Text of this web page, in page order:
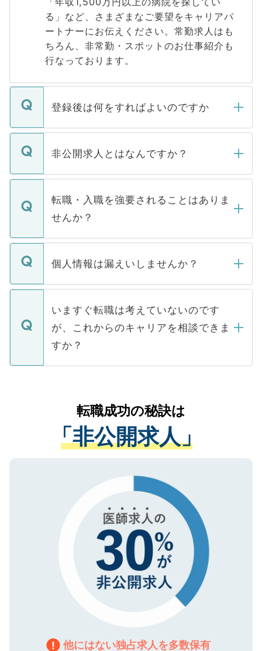
る」など、さまざまなご要望をキャリアパ
ートナーにお伝えください。常勤求人はも
ちろん、非常勤・スポットのお仕事紹介も
行なっております。
登録後は何をすればよいのですか
ご登録いただきましたら、弊社担当者がご
登録内容を確認し、その後メールもしくは
ます。通常、5営業日以内にはご連絡をせて
いただきますので、しばらくお待ちくださ
非公開求人とはなんですか？
マイナビDOCTORで取り扱っている求人の
うち約3割は、Webサイトからご覧いただ
けない「非公開求人」です。非公開求人は
下記の理由によって、一般には公開してい
ません。
■応募殺到を避けるため 人気のある医療機
関を公にしてしまうと、応募が殺到する場
に、医療機関が求める条件に合った人材の
みを人材紹介会社に依頼するケースが増え
ています。
転職・入職を強要されることはありま
せんか？
転職・入職を強要することは一切ありませ
ん。また、仮に応募先から内定をいただい
定を承諾する必要はありません。内定先へ
の辞退の連絡はキャリアパートナーが行い
個人情報は漏えいしませんか？
個人情報が漏えいすることはありませんの
で、ご安心ください。当サイトからの登録
などで収集したご登録者様の個人情報は、
ご本人のキャリアアップおよび転職活動の
支援を目的に使用いたします。お預かりし
ているすべての個人データはご本人の許可
は、個人情報の取り扱いについての厳密な
管理基準を満たした事業者のみに付与され
る、プライバシーマークを取得済みです。
で、機密保持に関してもご安心ください。
いますぐ転職は考えていないのです
が、これからのキャリアを相談できま
すか？
かがいして、現在の医療機関の状況や紹介
経験をまじえながら、適切なアドバイスを
させていただきます。すぐにご転職をされ
ない方には、長期的なサポートが可能です
ので、まずはご登録ください。
転職成功の秘訣は
「非公開求人」
他にはない独占求人を多数保有